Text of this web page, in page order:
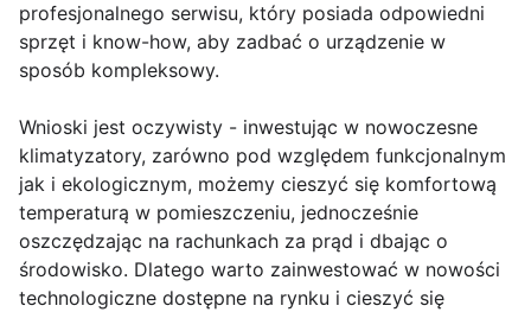
profesjonalnego serwisu, który posiada odpowiedni
sprzęt i know-how, aby zadbać o urządzenie w
sposób kompleksowy.
Wnioski jest oczywisty - inwestując w nowoczesne
klimatyzatory, zarówno pod względem funkcjonalnym
jak i ekologicznym, możemy cieszyć się komfortową
temperaturą w pomieszczeniu, jednocześnie
oszczędzając na rachunkach za prąd i dbając o
środowisko. Dlatego warto zainwestować w nowości
technologiczne dostępne na rynku i cieszyć się